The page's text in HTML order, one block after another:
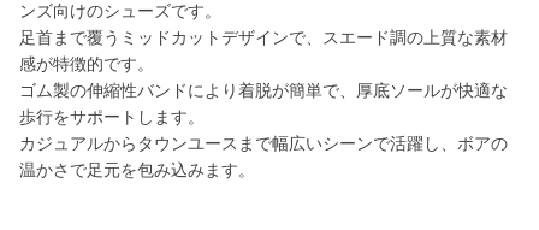
ンズ向けのシューズです。
足首まで覆うミッドカットデザインで、スエード調の上質な素材
感が特徴的です。
ゴム製の伸縮性バンドにより着脱が簡単で、厚底ソールが快適な
歩行をサポートします。
カジュアルからタウンユースまで幅広いシーンで活躍し、ボアの
温かさで足元を包み込みます。